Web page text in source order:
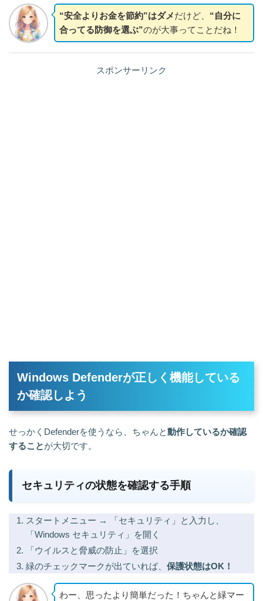
“安全よりお金を節約”はダメだけど、 “自分に
合ってる防御を選ぶ”のが大事ってことだね！
スポンサーリンク
Windows Defenderが正しく機能している
か確認しよう
せっかくDefenderを使うなら、ちゃんと動作しているか確認
することが大切です。
セキュリティの状態を確認する手順
スタートメニュー → 「セキュリティ」と入力し、
「Windows セキュリティ」を開く
「ウイルスと脅威の防止」を選択
緑のチェックマークが出ていれば、 保護状態はOK！
わー、思ったより簡単だった！ちゃんと緑マー